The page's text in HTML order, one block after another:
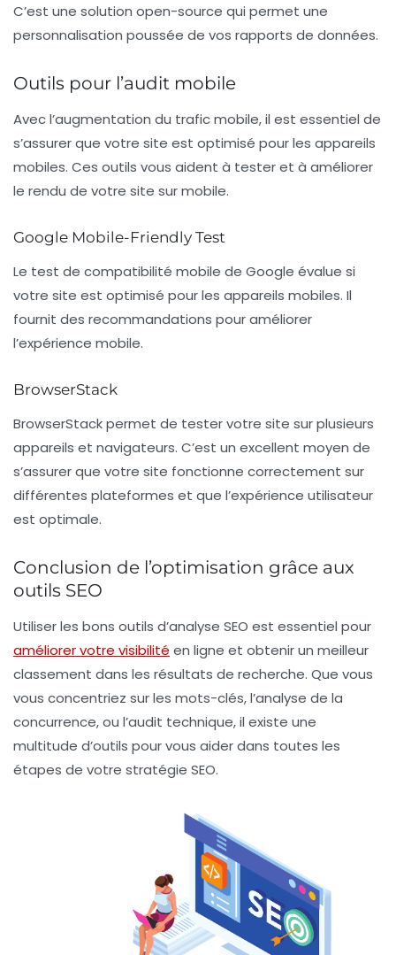
C’est une solution open-source qui permet une
personnalisation poussée de vos rapports de données.
Outils pour l’audit mobile
Avec l’augmentation du trafic mobile, il est essentiel de
s’assurer que votre site est optimisé pour les appareils
mobiles. Ces outils vous aident à tester et à améliorer
le rendu de votre site sur mobile.
Google Mobile-Friendly Test
Le test de compatibilité mobile de Google évalue si
votre site est optimisé pour les appareils mobiles. Il
fournit des recommandations pour améliorer
l’expérience mobile.
BrowserStack
BrowserStackpermet de tester votre site sur plusieurs
appareils et navigateurs. C’est un excellent moyen de
s’assurer que votre site fonctionne correctement sur
différentes plateformes et que l’expérience utilisateur
est optimale.
Conclusion de l’optimisation grâce aux
outils SEO
Utiliser les bons outils d’analyse SEO est essentiel pour
améliorer votre visibilité en ligne et obtenir un meilleur
classement dans les résultats de recherche. Que vous
vous concentriez sur les mots-clés, l’analyse de la
concurrence, ou l’audit technique, il existe une
multitude d’outils pour vous aider dans toutes les
étapes de votre stratégie SEO.